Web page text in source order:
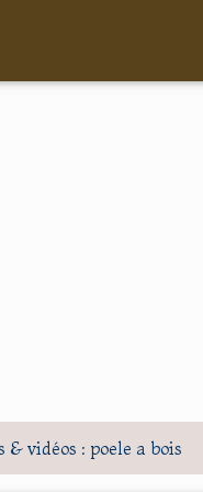
& vidéos : poele a bois